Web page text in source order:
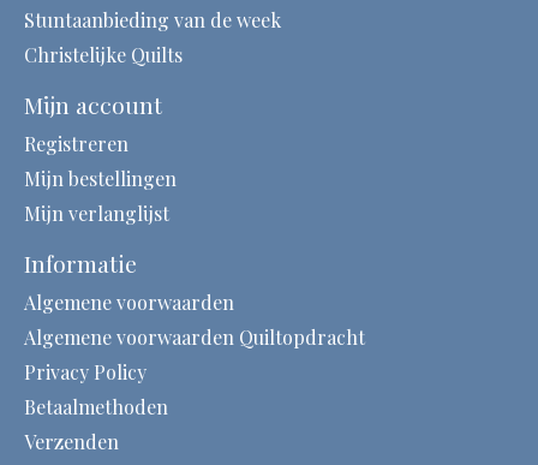
Stuntaanbieding van de week
Christelijke Quilts
Mijn account
Registreren
Mijn bestellingen
Mijn verlanglijst
Informatie
Algemene voorwaarden
Algemene voorwaarden Quiltopdracht
Privacy Policy
Betaalmethoden
Verzenden